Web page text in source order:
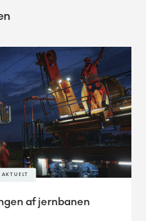
AKTUELT
af jernbanen